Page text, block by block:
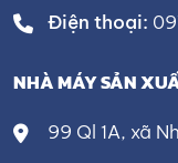
Điện thoại:
NHÀ MÁY SẢN
99 Ql 1A, xã